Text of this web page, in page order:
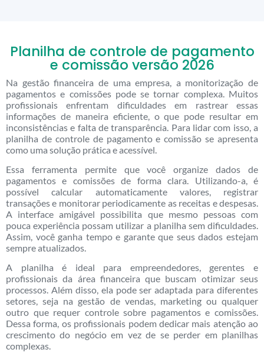
Planilha de controle de pagamento
e comissão versão 2026
Na gestão financeira de uma empresa, a monitorização de
pagamentos e comissões pode se tornar complexa. Muitos
profissionais enfrentam dificuldades em rastrear essas
informações de maneira eficiente, o que pode resultar em
inconsistências e falta de transparência. Para lidar com isso, a
planilha de controle de pagamento e comissão se apresenta
como uma solução prática e acessível.
Essa ferramenta permite que você organize dados de
pagamentos e comissões de forma clara. Utilizando-a, é
possível calcular automaticamente valores, registrar
transações e monitorar periodicamente as receitas e despesas.
A interface amigável possibilita que mesmo pessoas com
pouca experiência possam utilizar a planilha sem dificuldades.
Assim, você ganha tempo e garante que seus dados estejam
sempre atualizados.
A planilha é ideal para empreendedores, gerentes e
profissionais da área financeira que buscam otimizar seus
processos. Além disso, ela pode ser adaptada para diferentes
setores, seja na gestão de vendas, marketing ou qualquer
outro que requer controle sobre pagamentos e comissões.
Dessa forma, os profissionais podem dedicar mais atenção ao
crescimento do negócio em vez de se perder em planilhas
complexas.